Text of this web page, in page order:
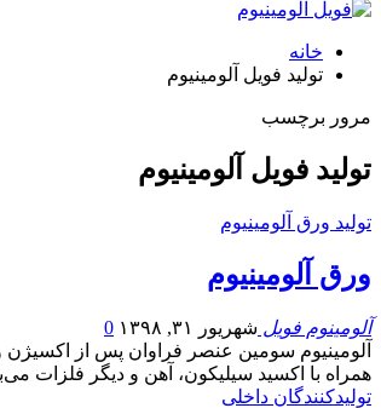
خانه
تولید فویل آلومینیوم
مرور برچسب
تولید فویل آلومینیوم
تولید ورق آلومینیوم
ورق آلومینیوم
آلومینوم فویل شهریور ۳۱, ۱۳۹۸
0
آلومینیوم سومین عنصر فراوان پس از
همراه با اکسید سیلیکون، آهن و دیگر فلزات
تولیدکنندگان داخلی